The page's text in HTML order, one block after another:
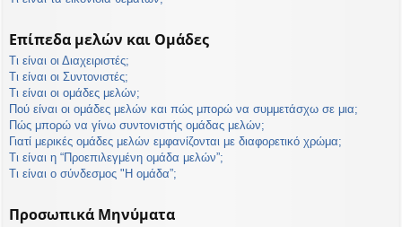
Επίπεδα μελών και Ομάδες
Τι είναι οι Διαχειριστές;
Τι είναι οι Συντονιστές;
Τι είναι οι ομάδες μελών;
Πού είναι οι ομάδες μελών και πώς μπορώ να συμμετάσχω σε μια;
Πώς μπορώ να γίνω συντονιστής ομάδας μελών;
Γιατί μερικές ομάδες μελών εμφανίζονται με διαφορετικό χρώμα;
Τι είναι η “Προεπιλεγμένη ομάδα μελών”;
Τι είναι ο σύνδεσμος "Η ομάδα”;
Προσωπικά Μηνύματα